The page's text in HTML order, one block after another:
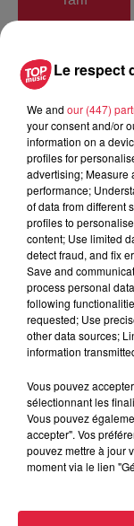
atypique,
décapant !
Né Innocent à
couple de
plus tard,Inno JPa
d’inventer.
DansTrue story, il
monochrome,
inclinaison
torpiller les
Grâce à sa qualité
rythmique,Inno JP
édition de
déboulonner des
avec un air de ne
Le respect
We and our (447)
your consent and/or
information on a
profiles for
advertising; Measure
performance;
of data from different
profiles to
content; Use limited
detect fraud, and fix
Save and
process personal
following
requested; Use
other data sources;
information
Vous pouvez
sélectionnant les
Vous pouvez
accepter". Vos
pouvez mettre à jour
moment via le lien